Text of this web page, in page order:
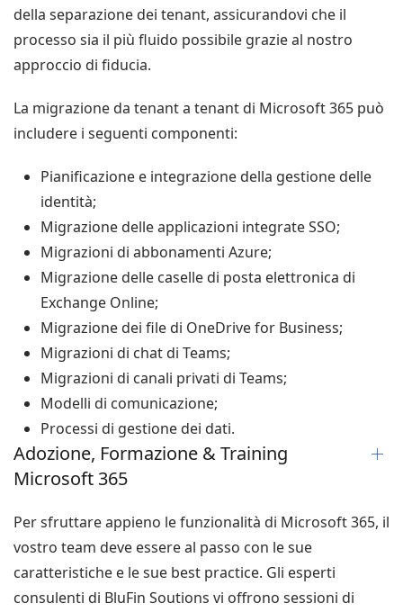
della separazione dei tenant, assicurandovi che il
processo sia il più fluido possibile grazie al nostro
approccio di fiducia.
La migrazione da tenant a tenant di Microsoft 365 può
includere i seguenti componenti:
Pianificazione e integrazione della gestione delle
identità;
Migrazione delle applicazioni integrate SSO;
Migrazioni di abbonamenti Azure;
Migrazione delle caselle di posta elettronica di
Exchange Online;
Migrazione dei file di OneDrive for Business;
Migrazioni di chat di Teams;
Migrazioni di canali privati di Teams;
Modelli di comunicazione;
Processi di gestione dei dati.
Adozione, Formazione & Training
Microsoft 365
Per sfruttare appieno le funzionalità di Microsoft 365, il
vostro team deve essere al passo con le sue
caratteristiche e le sue best practice. Gli esperti
consulenti di BluFin Soutions vi offrono sessioni di